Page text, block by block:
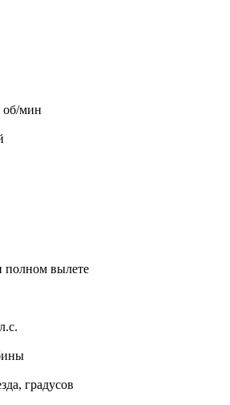
об/мин
полном вылете
градусов